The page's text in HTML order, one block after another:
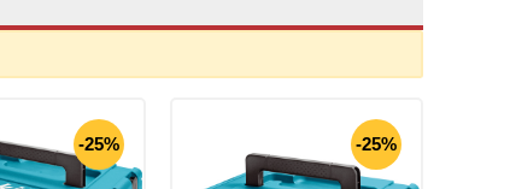
-25% -25%